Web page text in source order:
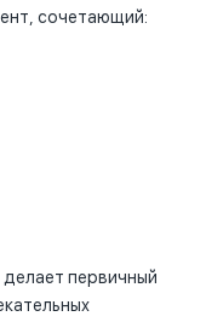
сочетающий:
первичный